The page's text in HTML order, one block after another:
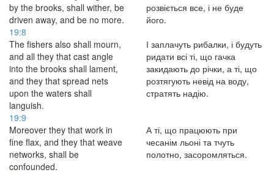
by the brooks, shall wither, be
driven away, and be no more.
розвіється все, і не буде
його.
19:8
The fishers also shall mourn,
and all they that cast angle
into the brooks shall lament,
and they that spread nets
upon the waters shall
languish.
І заплачуть рибалки, і будуть
ридати всі ті, що гачка
закидають до річки, а ті, що
розтягують невід на воду,
стратять надію.
19:9
Moreover they that work in
fine flax, and they that weave
networks, shall be
confounded.
А ті, що працюють при
чесанім льоні та тчуть
полотно, засоромляться.